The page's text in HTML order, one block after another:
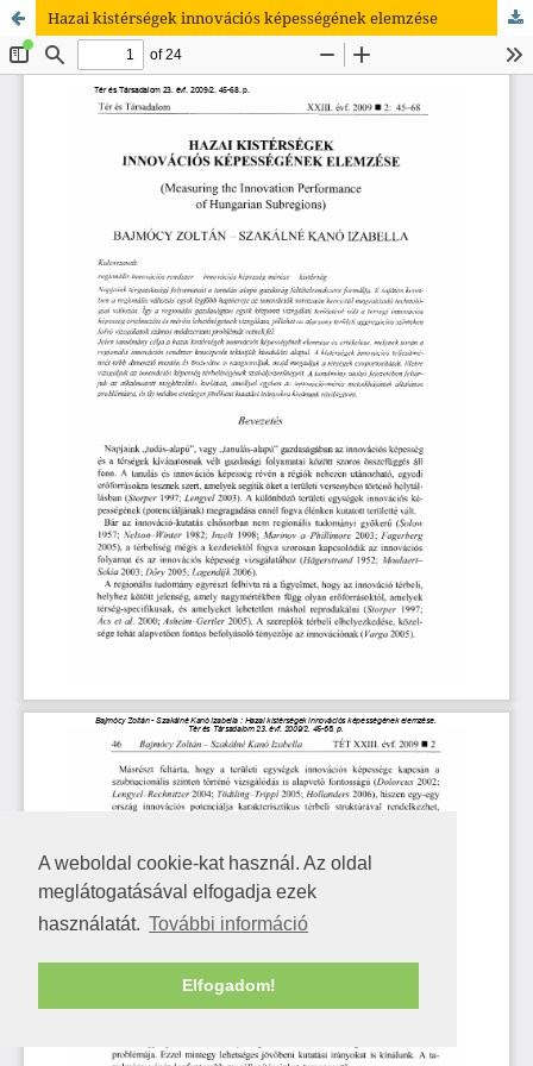
A weboldal cookie-kat használ. Az oldal
meglátogatásával elfogadja ezek
használatát. További információ
Elfogadom!
Hazai kistérségek innovációs képességének elemzése